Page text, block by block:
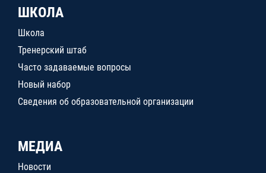
ШКОЛА
Школа
Тренерский штаб
Часто задаваемые вопросы
Новый набор
Сведения об образовательной организации
МЕДИА
Новости